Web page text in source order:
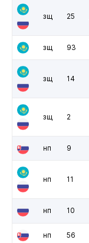
зщ 25
зщ 93
зщ 14
зщ 2
нп 9
нп 11
нп 10
нп 56